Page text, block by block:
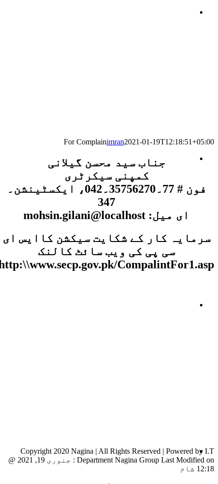
For Complainimran2021-01-19T12:18:51+05:00
جناب سید محسن گیلانی
کمپنی سیکرٹری
فون # 77۔35756270۔042، ایکسٹینشن۔
347
ای میل: mohsin.gilani@localhost
سرمایہ کار کے شکایت سیکشن کاایس ای
سی پی کی ویب سائٹ کالنک
http:\\www.secp.gov.pk/CompalintFor1.asp
Copyright 2020 Nagina | All Rights Reserved | Powered by I.T
Department Nagina Group Last Modified on :
جنوری 19, 2021 @
12:18 شام